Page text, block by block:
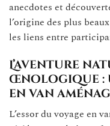
anecdotes et
l’origine des plus
les liens entre
L’aventure
œnologique :
en van
L’essor du voyage en